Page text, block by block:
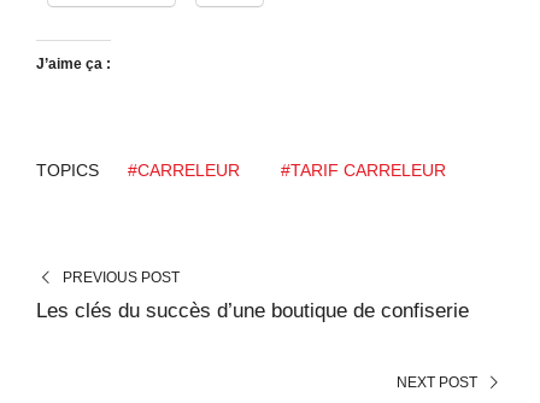
J’aime ça :
TOPICS #CARRELEUR #TARIF CARRELEUR
PREVIOUS POST
Les clés du succès d’une boutique de confiserie
NEXT POST